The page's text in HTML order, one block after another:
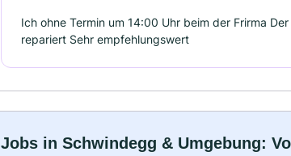
Ich ohne Termin um 14:00 Uhr beim der Frirma
repariert Sehr empfehlungswert
Jobs in Schwindegg & Umgebung: